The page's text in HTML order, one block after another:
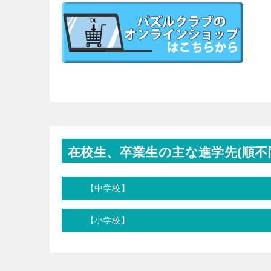
在校生、卒業生の主な進学先(順不
【中学校】
【小学校】